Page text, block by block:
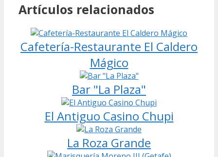
Artículos relacionados
Cafetería-Restaurante El Caldero
Mágico
Bar "La Plaza"
El Antiguo Casino Chupi
La Roza Grande